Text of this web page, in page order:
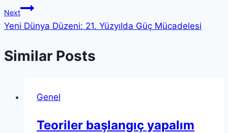
Next
Yeni Dünya Düzeni: 21. Yüzyılda Güç Mücadelesi
Similar Posts
Genel
Teoriler başlangıç yapalım